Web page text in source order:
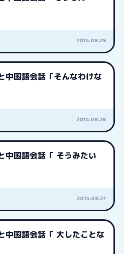
2015.08.29
中国語会話「そんなわけな
2015.08.28
中国語会話「 そうみたい
2015.08.27
中国語会話「 大したことな